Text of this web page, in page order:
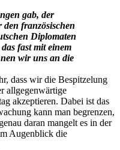
gab, der
den französischen
Diplomaten
fast mit einem
wir uns an die
dass wir die Bespitzelung
allgegenwärtige
akzeptieren. Dabei ist das
kann man begrenzen,
daran mangelt es in der
Augenblick die